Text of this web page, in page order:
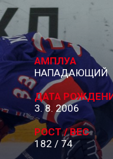
АМПЛУА
НАПАДАЮЩИЙ
ДАТА
3. 8. 2006
РОСТ / ВЕС
182 / 74